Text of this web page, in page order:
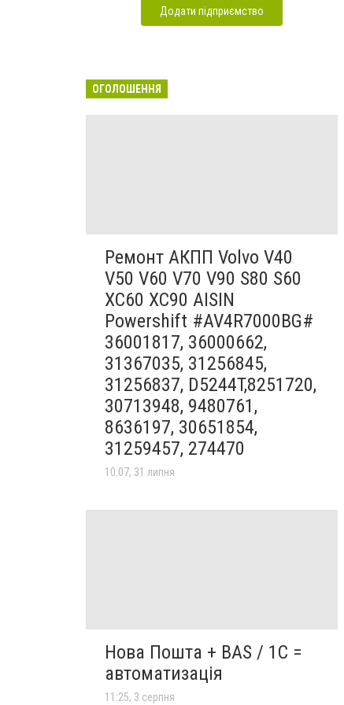
Додати підприємство
ОГОЛОШЕННЯ
Ремонт АКПП Volvo V40
V50 V60 V70 V90 S80 S60
XC60 XC90 AISIN
Powershift #AV4R7000BG#
36001817, 36000662,
31367035, 31256845,
31256837, D5244T,8251720,
30713948, 9480761,
8636197, 30651854,
31259457, 274470
10:07, 31 липня
Нова Пошта + BAS / 1C =
автоматизація
11:25, 3 серпня